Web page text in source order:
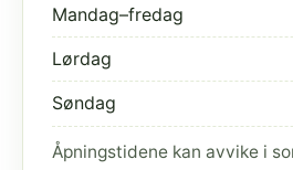
Mandag–fredag
Lørdag
Søndag
Åpningstidene kan avvike i